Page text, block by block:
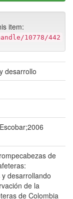
item:
10778/442
desarrollo
de
desarrollando
de la
de Colombia